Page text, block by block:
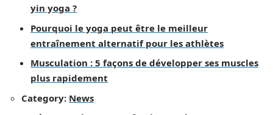
yin yoga ?
Pourquoi le yoga peut être le meilleur
entraînement alternatif pour les athlètes
Musculation : 5 façons de développer ses muscles
plus rapidement
Category: News